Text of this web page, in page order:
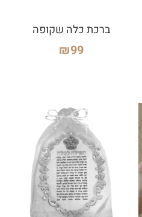
ברכת כלה שקופה
₪99